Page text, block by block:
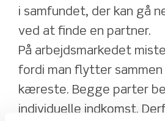
i samfundet, der kan gå
ved at finde en partner.
På arbejdsmarkedet
fordi man flytter sammen
kæreste. Begge parter
individuelle indkomst.